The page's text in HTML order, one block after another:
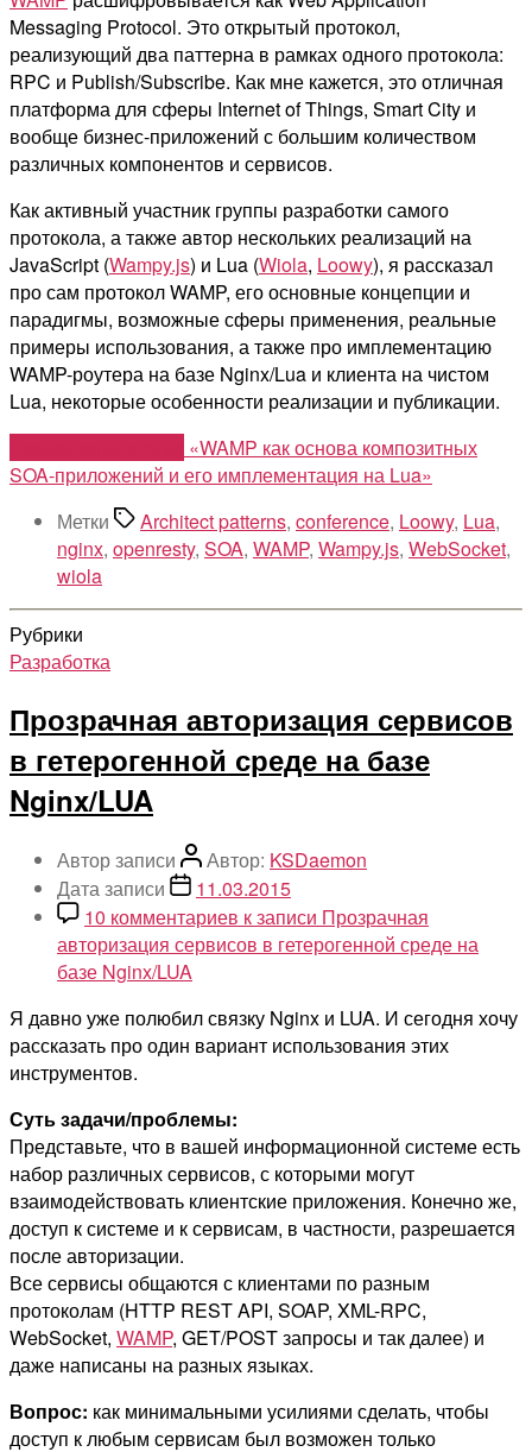
Messaging Protocol. Это открытый протокол,
реализующий два паттерна в рамках одного протокола:
RPC и Publish/Subscribe. Как мне кажется, это отличная
платформа для сферы Internet of Things, Smart City и
вообще бизнес-приложений с большим количеством
различных компонентов и сервисов.
Как активный участник группы разработки самого
протокола, а также автор нескольких реализаций на
JavaScript (Wampy.js) и Lua (Wiola, Loowy), я рассказал
про сам протокол WAMP, его основные концепции и
парадигмы, возможные сферы применения, реальные
примеры использования, а также про имплементацию
WAMP-роутера на базе Nginx/Lua и клиента на чистом
Lua, некоторые особенности реализации и публикации.
«WAMP как основа композитных
SOA-приложений и его имплементация на Lua»
Метки
Architect patterns, conference, Loowy, Lua,
nginx, openresty, SOA, WAMP, Wampy.js, WebSocket,
wiola
Рубрики
Разработка
Прозрачная авторизация сервисов
в гетерогенной среде на базе
Nginx/LUA
Автор записи Автор: KSDaemon
Дата записи
11.03.2015
10 комментариев к записи Прозрачная
авторизация сервисов в гетерогенной среде на
базе Nginx/LUA
Я давно уже полюбил связку Nginx и LUA. И сегодня хочу
рассказать про один вариант использования этих
инструментов.
Суть задачи/проблемы:
Представьте, что в вашей информационной системе есть
набор различных сервисов, с которыми могут
взаимодействовать клиентские приложения. Конечно же,
доступ к системе и к сервисам, в частности, разрешается
после авторизации.
Все сервисы общаются с клиентами по разным
протоколам (HTTP REST API, SOAP, XML-RPC,
WebSocket, WAMP, GET/POST запросы и так далее) и
даже написаны на разных языках.
Вопрос: как минимальными усилиями сделать, чтобы
доступ к любым сервисам был возможен только